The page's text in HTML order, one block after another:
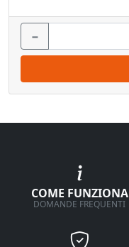
−
COME FUNZIONA
DOMANDE FREQUENTI